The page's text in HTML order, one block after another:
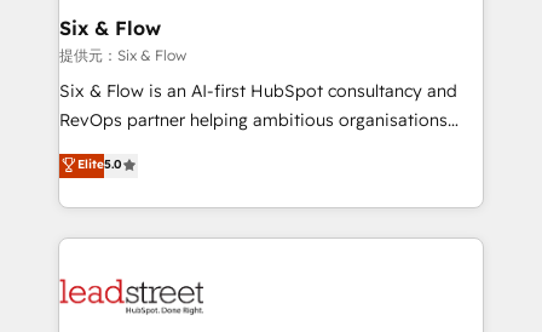
helps the following industries: logistics & 3PL, home
improvement & construction, branding and
commercialization, real estate, health, education,
SaaS, Software Dev & IT and consulting, make the
the United States, EU, UAE, Mexico and Latin
America. From casual user to super fan: make
Six & Flow
提供元：Six & Flow
Six & Flow is an AI-first HubSpot consultancy and
RevOps partner helping ambitious organisations
grow with clarity, confidence, and intelligence.
Operating across the UK, Netherlands, Ireland, and
Canada, we’ve delivered thousands of successful
HubSpot projects for mid-market and enterprise
combine HubSpot, data, and AI to design connected
Elite5.0